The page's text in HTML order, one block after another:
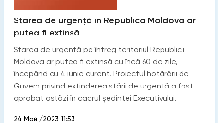
Starea de urgență în Republica Moldova ar
putea fi extinsă
Starea de urgență pe întreg teritoriul Republicii
Moldova ar putea fi extinsă cu încă 60 de zile,
începând cu 4 iunie curent. Proiectul hotărârii de
Guvern privind extinderea stării de urgență a fost
aprobat astăzi în cadrul ședinței Executivului.
24 Май /2023 11:53